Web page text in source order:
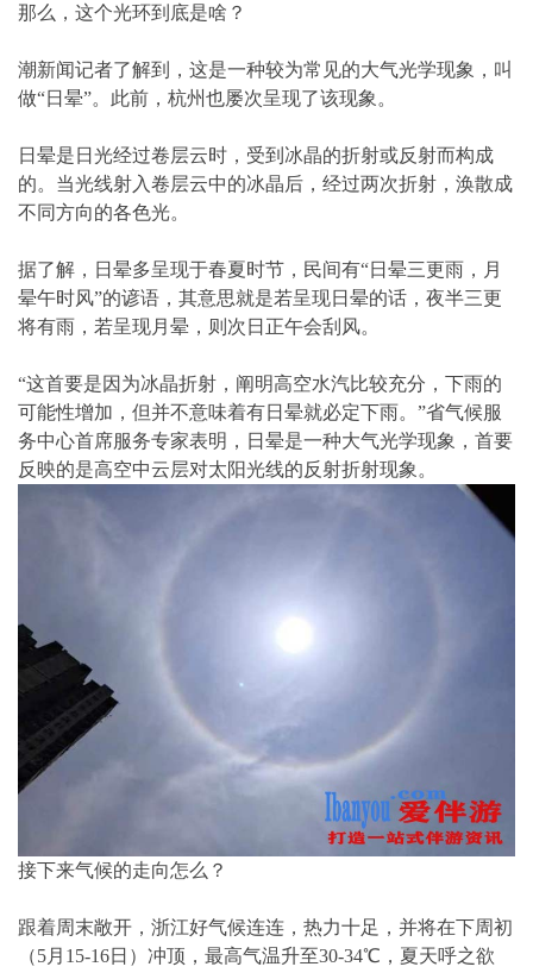
那么，这个光环到底是啥？
潮新闻记者了解到，这是一种较为常见的大气光学现象，叫
做“日晕”。此前，杭州也屡次呈现了该现象。
日晕是日光经过卷层云时，受到冰晶的折射或反射而构成
的。当光线射入卷层云中的冰晶后，经过两次折射，涣散成
不同方向的各色光。
据了解，日晕多呈现于春夏时节，民间有“日晕三更雨，月
晕午时风”的谚语，其意思就是若呈现日晕的话，夜半三更
将有雨，若呈现月晕，则次日正午会刮风。
“这首要是因为冰晶折射，阐明高空水汽比较充分，下雨的
可能性增加，但并不意味着有日晕就必定下雨。”省气候服
务中心首席服务专家表明，日晕是一种大气光学现象，首要
反映的是高空中云层对太阳光线的反射折射现象。
接下来气候的走向怎么？
跟着周末敞开，浙江好气候连连，热力十足，并将在下周初
（5月15-16日）冲顶，最高气温升至30-34℃，夏天呼之欲